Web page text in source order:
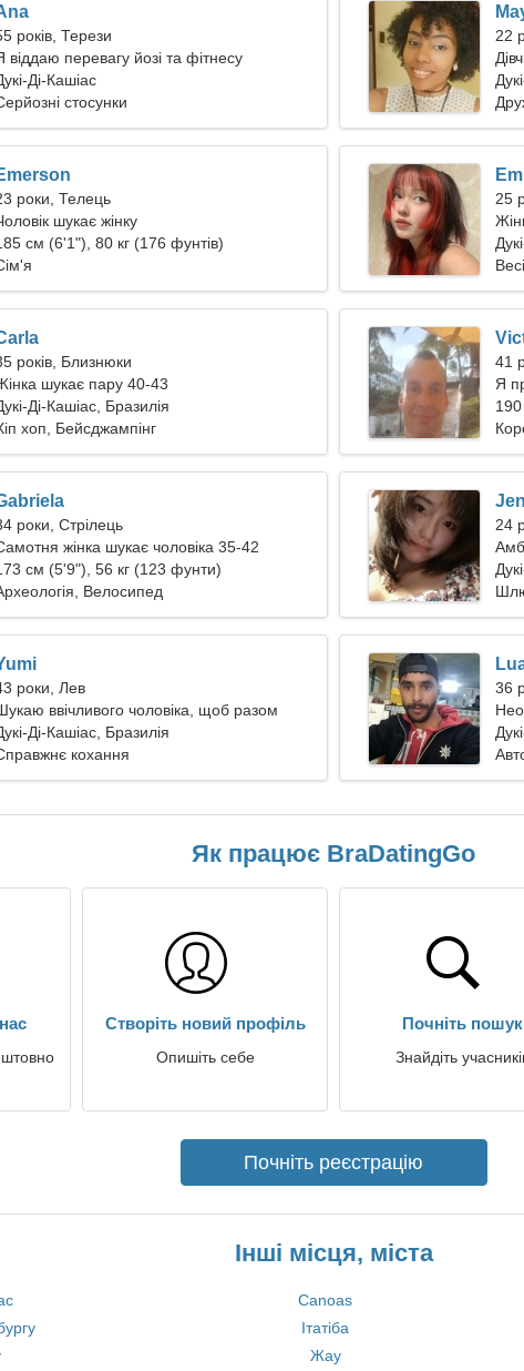
років, Терези
віддаю перевагу йозі та фітнесу
Ді-Кашіас
стосунки
22
роки, Телець
шукає жінку
см (6'1"), 80 кг (176 фунтів)
25
років, Близнюки
шукає пару 40-43
Ді-Кашіас, Бразилія
хоп, Бейсджампінг
41
Я
роки, Стрілець
жінка шукає чоловіка 35-42
см (5'9"), 56 кг (123 фунти)
Велосипед
24
роки, Лев
ввічливого чоловіка, щоб разом
Ді-Кашіас, Бразилія
кохання
36
Як працює BraDatingGo
Створіть новий профіль
Опишіть себе
Почніть пошук
Знайдіть
Почніть реєстрацію
Інші місця, міста
Canoas
Ітатіба
Жау